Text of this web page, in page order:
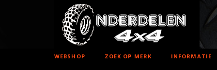
WEBSHOP ZOEK OP MERK INFORMATIE